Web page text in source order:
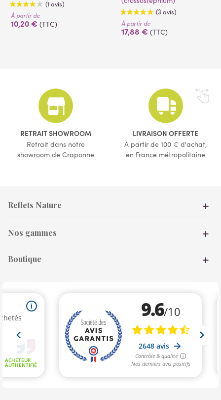
(1 avis)
À partir de
10,20 € (TTC)
(3 avis)
À partir de
17,88 € (TTC)
RETRAIT SHOWROOM
Retrait dans notre
showroom de Craponne
LIVRAISON OFFERTE
À partir de 100 € d'achat,
en France métropolitaine
Reflets Nature
Nos gammes
Boutique